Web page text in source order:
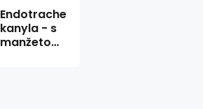
Endotracheálna
kanyla - s
manžetou,